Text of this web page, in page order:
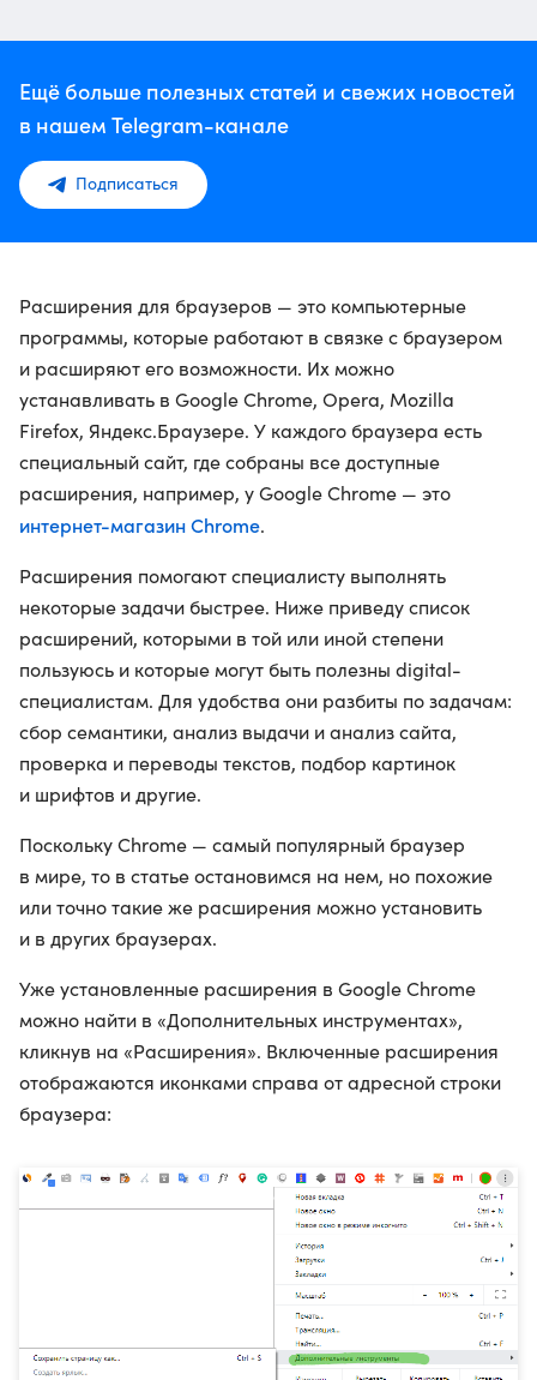
Ещё больше полезных статей и свежих новостей
в нашем Telegram-канале
Подписаться
Расширения для браузеров — это компьютерные
программы, которые работают в связке с браузером
и расширяют его возможности. Их можно
устанавливать в Google Chrome, Opera, Mozilla
Firefox, Яндекс.Браузере. У каждого браузера есть
специальный сайт, где собраны все доступные
расширения, например, у Google Chrome — это
интернет-магазин Chrome.
Расширения помогают специалисту выполнять
некоторые задачи быстрее. Ниже приведу список
расширений, которыми в той или иной степени
пользуюсь и которые могут быть полезны digital-
специалистам. Для удобства они разбиты по задачам:
сбор семантики, анализ выдачи и анализ сайта,
проверка и переводы текстов, подбор картинок
и шрифтов и другие.
Поскольку Chrome — самый популярный браузер
в мире, то в статье остановимся на нем, но похожие
или точно такие же расширения можно установить
и в других браузерах.
Уже установленные расширения в Google Chrome
можно найти в «Дополнительных инструментах»,
кликнув на «Расширения». Включенные расширения
отображаются иконками справа от адресной строки
браузера: